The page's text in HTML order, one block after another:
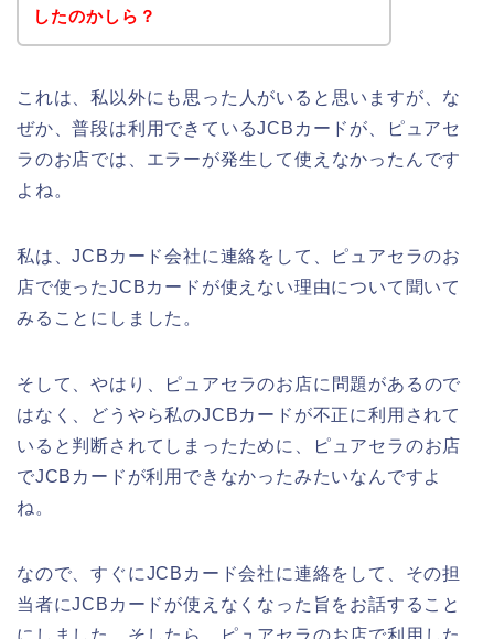
したのかしら？
これは、私以外にも思った人がいると思いますが、な
ぜか、普段は利用できているJCBカードが、ピュアセ
ラのお店では、エラーが発生して使えなかったんです
よね。
私は、JCBカード会社に連絡をして、ピュアセラのお
店で使ったJCBカードが使えない理由について聞いて
みることにしました。
そして、やはり、ピュアセラのお店に問題があるので
はなく、どうやら私のJCBカードが不正に利用されて
いると判断されてしまったために、ピュアセラのお店
でJCBカードが利用できなかったみたいなんですよ
ね。
なので、すぐにJCBカード会社に連絡をして、その担
当者にJCBカードが使えなくなった旨をお話すること
にしました。そしたら、ピュアセラのお店で利用した